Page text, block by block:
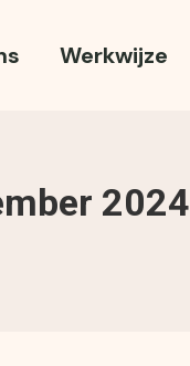
Werkwijze
2024